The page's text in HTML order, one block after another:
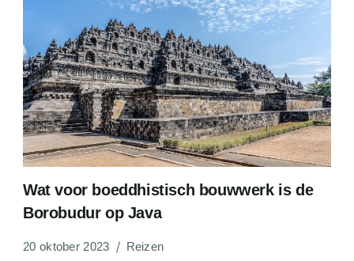
Wat voor boeddhistisch bouwwerk is de
Borobudur op Java
20 oktober 2023 Reizen